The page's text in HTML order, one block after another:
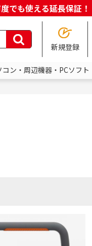
でも使える延長保証！
新規登録
コン・周辺機器・PCソフト